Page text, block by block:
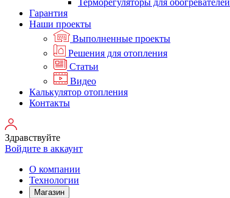
Терморегуляторы для обогревателей
Гарантия
Наши проекты
Выполненные проекты
Решения для отопления
Статьи
Видео
Калькулятор отопления
Контакты
Здравствуйте
Войдите в аккаунт
О компании
Технологии
Магазин